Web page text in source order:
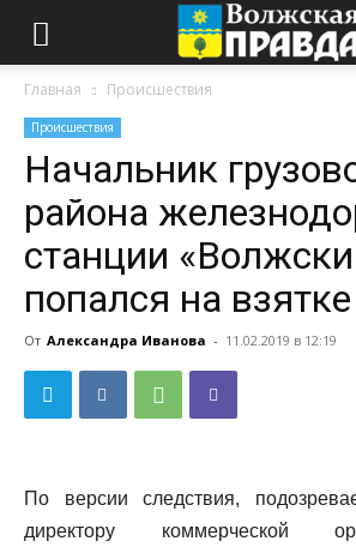
Главная Происшествия
Происшествия
Начальник
района
станции
попался на взятке
От Александра Иванова - 11.02.2019 в 12:19
По версии следствия,
директору коммерческой